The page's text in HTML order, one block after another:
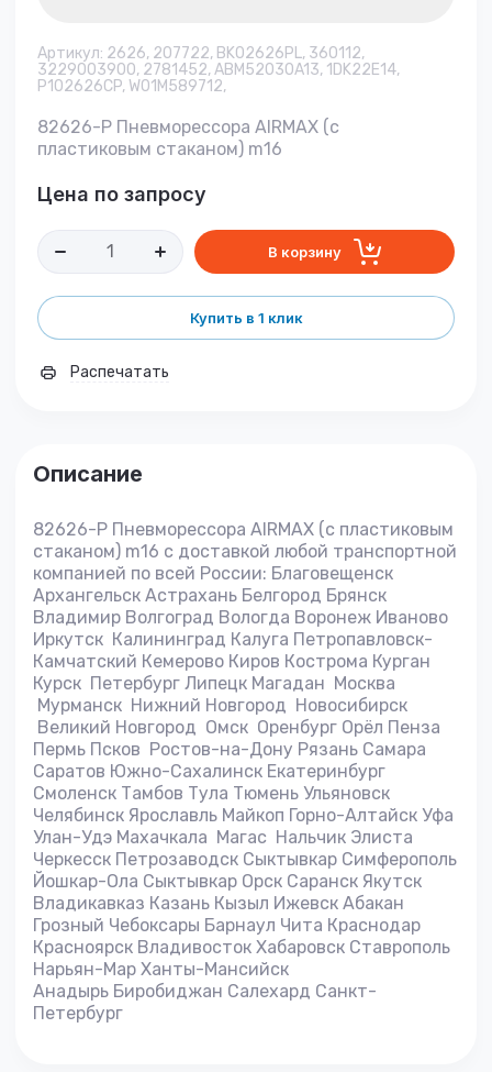
Артикул: 2626, 207722, BK02626PL, 360112,
3229003900, 2781452, ABM52030A13, 1DK22E14,
P102626CP, W01M589712,
82626-P Пневморессора AIRMAX (с
пластиковым стаканом) m16
Цена по запросу
В корзину
Купить в 1 клик
Распечатать
Описание
82626-P Пневморессора AIRMAX (с пластиковым
стаканом) m16 с доставкой любой транспортной
компанией по всей России: Благовещенск
Архангельск Астрахань Белгород Брянск
Владимир Волгоград Вологда Воронеж Иваново
Иркутск Калининград Калуга Петропавловск-
Камчатский Кемерово Киров Кострома Курган
Курск Петербург Липецк Магадан Москва
Мурманск Нижний Новгород Новосибирск
Великий Новгород Омск Оренбург Орёл Пенза
Пермь Псков Ростов-на-Дону Рязань Самара
Саратов Южно-Сахалинск Екатеринбург
Смоленск Тамбов Тула Тюмень Ульяновск
Челябинск Ярославль Майкоп Горно-Алтайск Уфа
Улан-Удэ Махачкала Магас Нальчик Элиста
Черкесск Петрозаводск Сыктывкар Симферополь
Йошкар-Ола Сыктывкар Орск Саранск Якутск
Владикавказ Казань Кызыл Ижевск Абакан
Грозный Чебоксары Барнаул Чита Краснодар
Красноярск Владивосток Хабаровск Ставрополь
Нарьян-Мар Ханты-Мансийск
Анадырь Биробиджан Салехард Санкт-
Петербург